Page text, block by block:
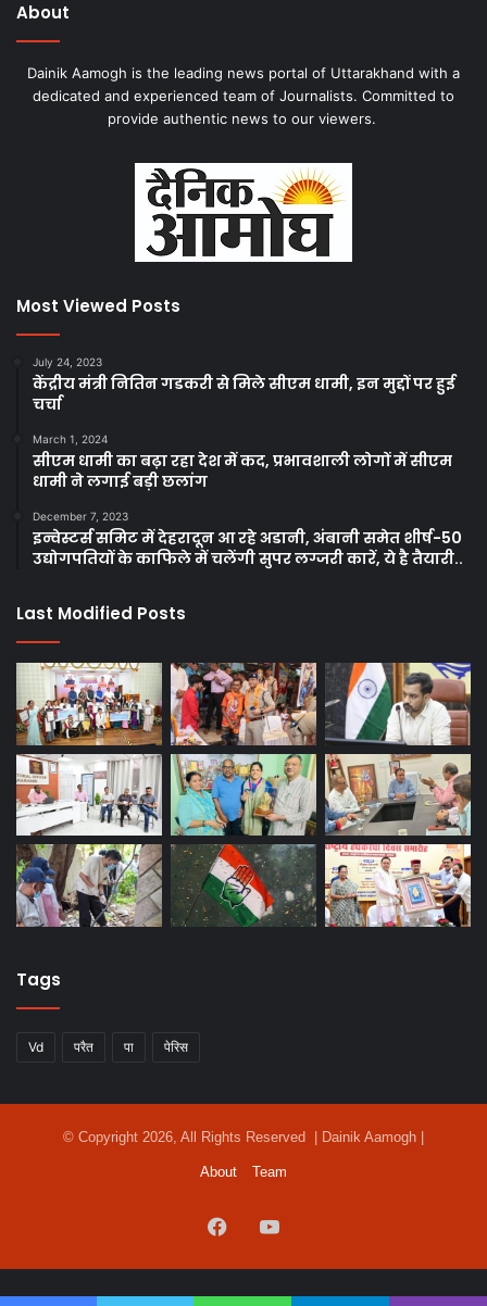
About
Dainik Aamogh is the leading news portal of Uttarakhand with a
dedicated and experienced team of Journalists. Committed to
provide authentic news to our viewers.
Most Viewed Posts
July 24, 2023
केंद्रीय मंत्री नितिन गडकरी से मिले सीएम धामी, इन मुद्दों पर हुई
चर्चा
March 1, 2024
सीएम धामी का बढ़ा रहा देश में कद, प्रभावशाली लोगों में सीएम
धामी ने लगाई बड़ी छलांग
December 7, 2023
इन्वेस्टर्स समिट में देहरादून आ रहे अडानी, अंबानी समेत शीर्ष-50
उद्योगपतियों के काफिले में चलेंगी सुपर लग्जरी कारें, ये है तैयारी..
Last Modified Posts
Tags
Vd परैत पा पेरिस
© Copyright 2026, All Rights Reserved | Dainik Aamogh |
About Team
Facebook